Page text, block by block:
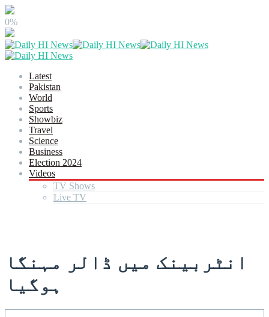
0%
Latest
Pakistan
World
Sports
Showbiz
Travel
Science
Business
Election 2024
Videos
TV Shows
Live TV
انٹربینک میں ڈالر مہنگا
ہوگیا